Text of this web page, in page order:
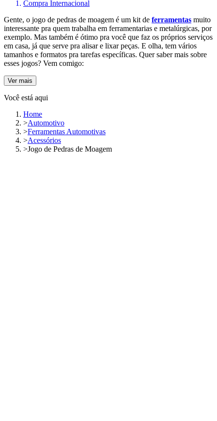
Compra Internacional
Gente, o jogo de pedras de moagem é um kit de ferramentas muito
interessante pra quem trabalha em ferramentarias e metalúrgicas, por
exemplo. Mas também é ótimo pra você que faz os próprios serviços
em casa, já que serve pra alisar e lixar peças. E olha, tem vários
tamanhos e formatos pra tarefas específicas. Quer saber mais sobre
esses jogos? Vem comigo:
Ver mais
Você está aqui
Home
>Automotivo
>Ferramentas Automotivas
>Acessórios
>Jogo de Pedras de Moagem